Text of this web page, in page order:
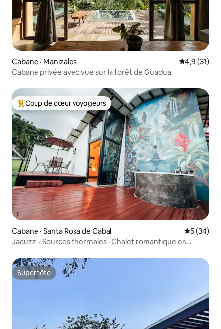
Cabane · Manizales Note
4,9 (31)
Cabane privée avec vue sur la forêt de Guadua
Coup de cœur voyageurs parmi les plus aimés
Coup de cœur voyageurs
Cabane · Santa Rosa de Cabal Note
5 (34)
Jacuzzi · Sources thermales · Chalet romantique en
Superhôte
Superhôte